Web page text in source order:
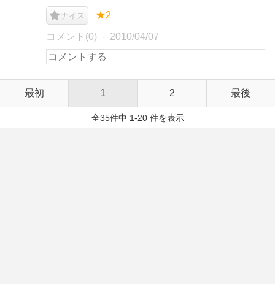
ナイス ★2
コメント(0) 2010/04/07
最初 1 2 最後
全35件中 1-20 件を表示